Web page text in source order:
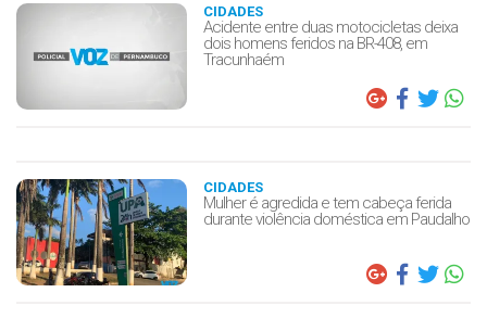
CIDADES
Acidente entre duas motocicletas deixa
dois homens feridos na BR-408, em
Tracunhaém
CIDADES
Mulher é agredida e tem cabeça ferida
durante violência doméstica em Paudalho